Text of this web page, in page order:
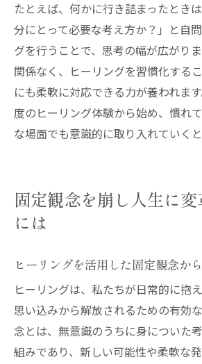
たとえば、何かに行き詰まったとき
分にとって必要な考え方か？」と自
グを行うことで、思考の幅が広がり
関係なく、ヒーリングを習慣化する
にも柔軟に対応できる力が養われま
度のヒーリング体験から始め、慣れ
な場面でも意識的に取り入れていくと
固定観念を崩し人生に
には
ヒーリングを活用した固定観念か
ヒーリングは、私たちが日常的に抱
思い込みから解放されるための有効
念とは、無意識のうちに身についた
組みであり、新しい可能性や柔軟な